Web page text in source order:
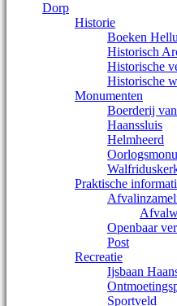
Dorp
Historie
Boeken
Historisch
Historische
Historische
Monumenten
Boerderij
Haanssluis
Helmheerd
Praktische
Openbaar
Post
Recreatie
Ijsbaan
Sportveld